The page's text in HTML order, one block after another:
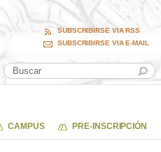
SUBSCRIBIRSE VIA RSS
SUBSCRIBIRSE VIA E-MAIL
CAMPUS PRE-INSCRIPCIÓN